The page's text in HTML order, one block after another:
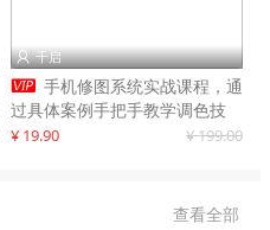
 千启
 手机修图系统实战课程，通
过具体案例手把手教学调色技
巧，实现副业变现
¥ 19.90 ¥ 199.00
查看全部